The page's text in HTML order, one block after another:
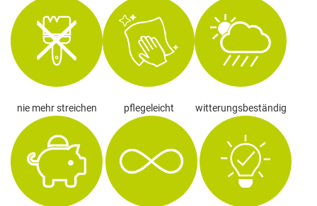
nie mehr streichen pflegeleicht witterungsbeständig